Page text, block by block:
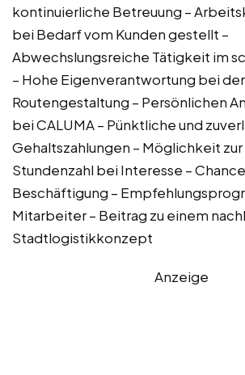
kontinuierliche Betreuung –
bei Bedarf vom Kunden gestellt –
Abwechslungsreiche Tätigkeit im
– Hohe Eigenverantwortung bei der
Routengestaltung – Persönlichen
bei CALUMA – Pünktliche und
Gehaltszahlungen – Möglichkeit
Stundenzahl bei Interesse –
Beschäftigung –
Mitarbeiter – Beitrag zu einem
Stadtlogistikkonzept
Anzeige